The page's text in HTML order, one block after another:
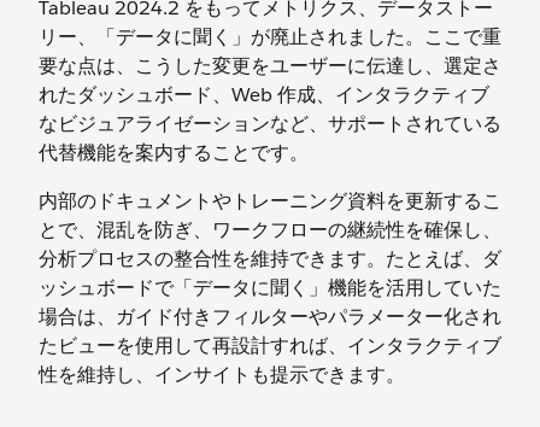
Tableau 2024.2 をもってメトリクス、データストー
リー、「データに聞く」が廃止されました。ここで重
要な点は、こうした変更をユーザーに伝達し、選定さ
れたダッシュボード、Web 作成、インタラクティブ
なビジュアライゼーションなど、サポートされている
代替機能を案内することです。
内部のドキュメントやトレーニング資料を更新するこ
とで、混乱を防ぎ、ワークフローの継続性を確保し、
分析プロセスの整合性を維持できます。たとえば、ダ
ッシュボードで「データに聞く」機能を活用していた
場合は、ガイド付きフィルターやパラメーター化され
たビューを使用して再設計すれば、インタラクティブ
性を維持し、インサイトも提示できます。